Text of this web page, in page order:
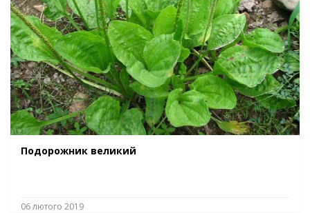
Подорожник великий
06 лютого 2019